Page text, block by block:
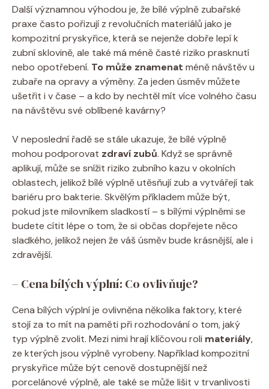
Další významnou výhodou je, že bílé výplně zubařské
praxe často pořizují z revolučních materiálů jako je
kompozitní pryskyřice, která se nejenže dobře lepí k
zubní sklovině, ale také má méně časté riziko prasknutí
nebo opotřebení. To může znamenat méně návštěv u
zubaře na opravy a výměny. Za jeden úsměv můžete
ušetřit i v čase – a kdo by nechtěl mít více volného času
na návštěvu své oblíbené kavárny?
V neposlední řadě se stále ukazuje, že bílé výplně
mohou podporovat zdraví zubů. Když se správně
aplikují, může se snížit riziko zubního kazu v okolních
oblastech, jelikož bílé výplně utěsňují zub a vytvářejí tak
bariéru pro bakterie. Skvělým příkladem může být,
pokud jste milovníkem sladkostí – s bílými výplněmi se
budete cítit lépe o tom, že si občas dopřejete něco
sladkého, jelikož nejen že váš úsměv bude krásnější, ale i
zdravější.
– Cena bílých výplní: Co ovlivňuje?
Cena bílých výplní je ovlivněna několika faktory, které
stojí za to mít na paměti při rozhodování o tom, jaký
typ výplně zvolit. Mezi nimi hrají klíčovou roli materiály,
ze kterých jsou výplně vyrobeny. Například kompozitní
pryskyřice může být cenově dostupnější než
porcelánové výplně, ale také se může lišit v trvanlivosti